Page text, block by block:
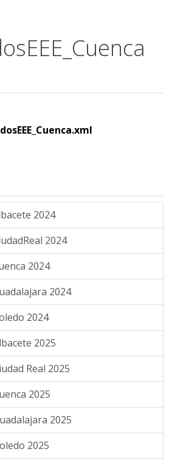
2024
2024
2024
2024
2024
2025
Real 2025
2025
2025
2025